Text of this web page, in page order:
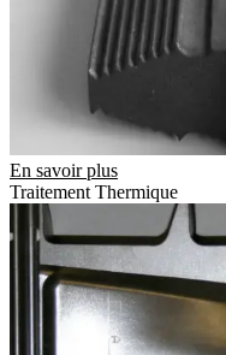
En savoir plus
Traitement Thermique